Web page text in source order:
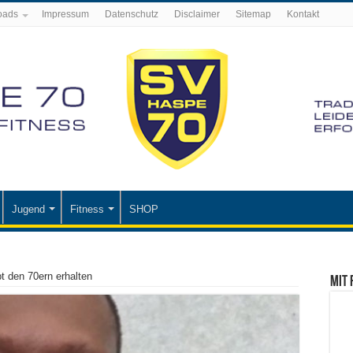
Impressum Datenschutz Disclaimer Sitemap Kontakt
Jugend Fitness SHOP
den 70ern erhalten Mit